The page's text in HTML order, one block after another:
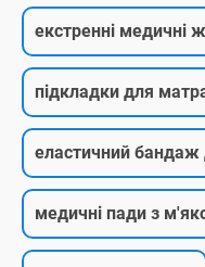
екстренні медичні
підкладки для
еластичний бандаж
медичні пади з